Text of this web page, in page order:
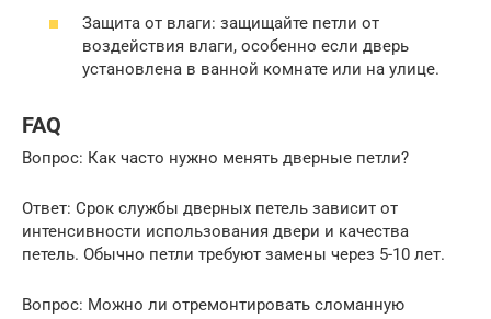
Защита от влаги: защищайте петли от
воздействия влаги, особенно если дверь
установлена в ванной комнате или на улице.
FAQ
Вопрос: Как часто нужно менять дверные петли?
Ответ: Срок службы дверных петель зависит от
интенсивности использования двери и качества
петель. Обычно петли требуют замены через 5-10 лет.
Вопрос: Можно ли отремонтировать сломанную